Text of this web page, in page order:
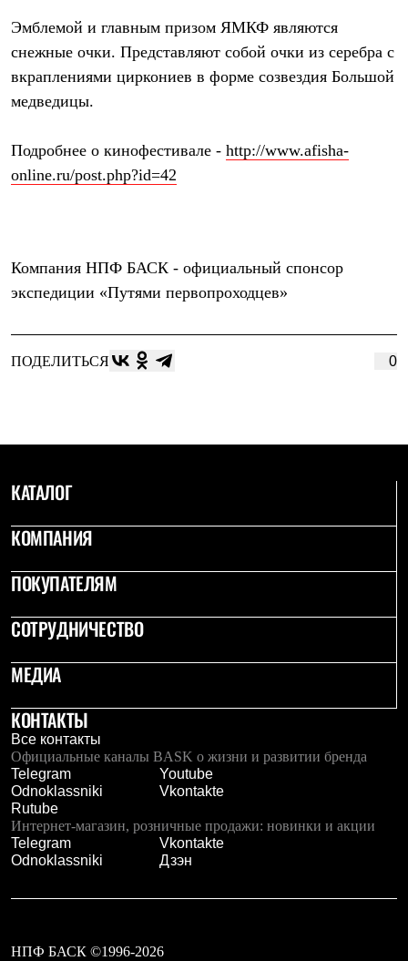
Ботинки
Сапоги
Гамаши и бахилы
Бахилы
Тапочки
Чуни
Уход за обувью
Кепки и бейсболки
Шарфы
Перчатки и рукавицы
Перчатки
Рукавицы
Термоковрики
В Арктику
Коллекции
ЗА ПОЛЯРНЫМ КРУГОМ
TREK
BASK kids
CITY
ИДЁМ В ПОХОД
Дневник капитана
Компания
Баск сегодня
История
Отцы основатели
Производство
Баск в вашем городе
Контроль качества
Технологии
Команда Баск
Эмблемой и главным призом ЯМКФ являются
снежные очки. Представляют собой очки из серебра с
вкраплениями циркониев в форме созвездия Большой
медведицы.
Подробнее о кинофестивале - http://www.afisha-
online.ru/post.php?id=42
Компания НПФ БАСК - официальный спонсор
экспедиции «Путями первопроходцев»
ПОДЕЛИТЬСЯ 0
КАТАЛОГ
КОМПАНИЯ
ПОКУПАТЕЛЯМ
СОТРУДНИЧЕСТВО
МЕДИА
КОНТАКТЫ
Все контакты
Официальные каналы BASK о жизни и развитии бренда
Telegram
Youtube
Odnoklassniki
Vkontakte
Rutube
Интернет-магазин, розничные продажи: новинки и акции
Telegram
Vkontakte
Odnoklassniki
Дзэн
НПФ БАСК ©1996-2026